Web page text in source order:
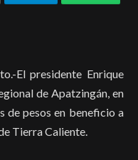
El presidente Enrique
de Apatzingán, en
de pesos en beneficio a
Tierra Caliente.